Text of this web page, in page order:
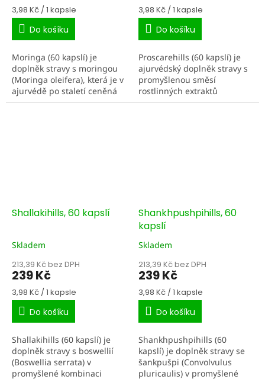
Měrná
cena:
3,98 Kč / 1 kapsle
Do košíku
Moringa (60 kapslí) je
doplněk stravy s moringou
(Moringa oleifera), která je v
ajurvédě po staletí ceněná
jako výživná superpotravina.
Měrná
cena:
3,98 Kč / 1 kapsle
Do košíku
Proscarehills (60 kapslí) je
ajurvédský doplněk stravy s
promyšlenou směsí
rostlinných extraktů
zaměřenou na močové cesty,
Shallakihills, 60 kapslí
Skladem
213,39 Kč bez DPH
239 Kč
Měrná
cena:
3,98 Kč / 1 kapsle
Do košíku
Shallakihills (60 kapslí) je
doplněk stravy s boswellií
(Boswellia serrata) v
promyšlené kombinaci
Shankhpushpihills, 60
kapslí
Skladem
213,39 Kč bez DPH
239 Kč
Měrná
cena:
3,98 Kč / 1 kapsle
Do košíku
Shankhpushpihills (60
kapslí) je doplněk stravy se
šankpušpi (Convolvulus
pluricaulis) v promyšlené